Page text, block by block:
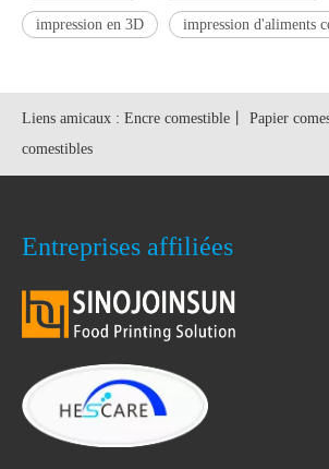
impression en 3D impression d'aliments
Liens amicaux : Encre comestible Papier
comestibles
Entreprises affiliées